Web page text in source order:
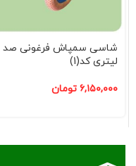
شاسی سمپاش فرغونی صد
لیتری کد(1)
۶,۱۵۰,۰۰۰ تومان